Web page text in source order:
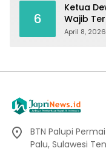
6
Ketua
Wajib
Wartawan
April 8, 2026
BTN Palupi
Palu, Sulawesi